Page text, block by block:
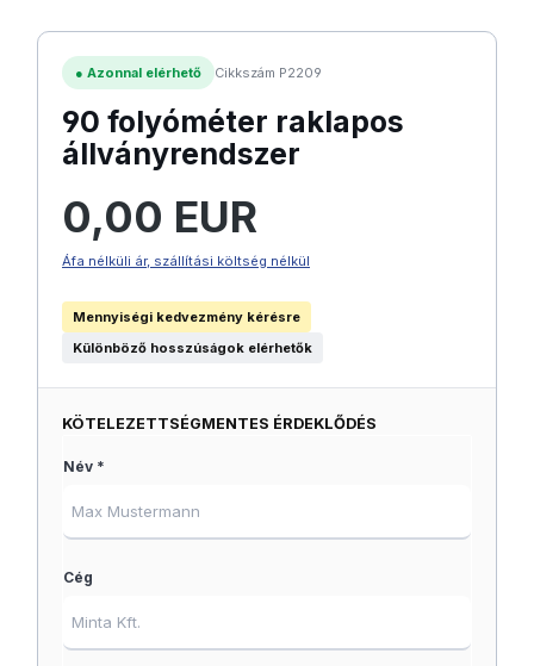
● Azonnal elérhető Cikkszám P2209
90 folyóméter raklapos
állványrendszer
0,00 EUR
Áfa nélküli ár, szállítási költség nélkül
Mennyiségi kedvezmény kérésre
Különböző hosszúságok elérhetők
KÖTELEZETTSÉGMENTES ÉRDEKLŐDÉS
Név *
Cég